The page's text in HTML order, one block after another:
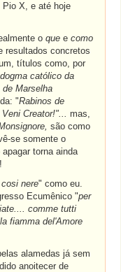
X, e até hoje
oque ecomo
resultados concretos
títulos como, por
católico da
Marselha
"Rabinos de
Creator!"... mas,
são como
se somente o
torna ainda
nere" como eu.
Ecumênico "per
comme tutti
fiamma del'Amore
alamedas já sem
anoitecer de